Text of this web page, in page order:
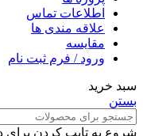
اطلاعات تماس
علاقه مندی ها
مقایسه
ورود / فرم ثبت نام
سبد خرید
بستن
شروع به تایپ کردن برای